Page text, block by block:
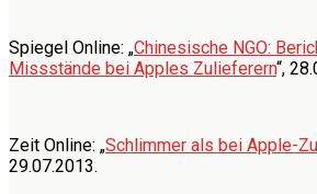
Spiegel Online: „Chinesische NGO:
Missstände bei Apples Zulieferern“,
Zeit Online: „Schlimmer als bei Apple-
29.07.2013.